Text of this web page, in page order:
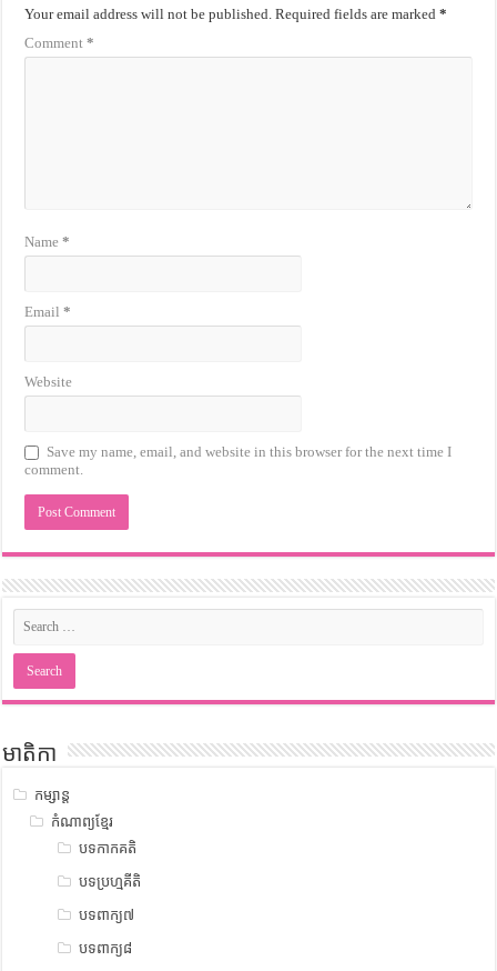
Your email address will not be published. Required fields are marked*
Comment*
Name*
Email*
Website
Save my name, email, and website in this browser for the next time I
comment.
មាតិកា
កម្សាន្ត
កំណាព្យខ្មែរ
បទកាកគតិ
បទប្រហ្មគីតិ
បទពាក្យ៧
បទពាក្យ៨